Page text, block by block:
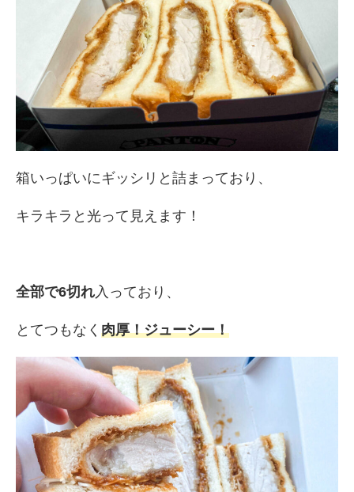
箱いっぱいにギッシリと詰まっており、
キラキラと光って見えます！
全部で6切れ 入っており、
とてつもなく 肉厚！ジューシー！